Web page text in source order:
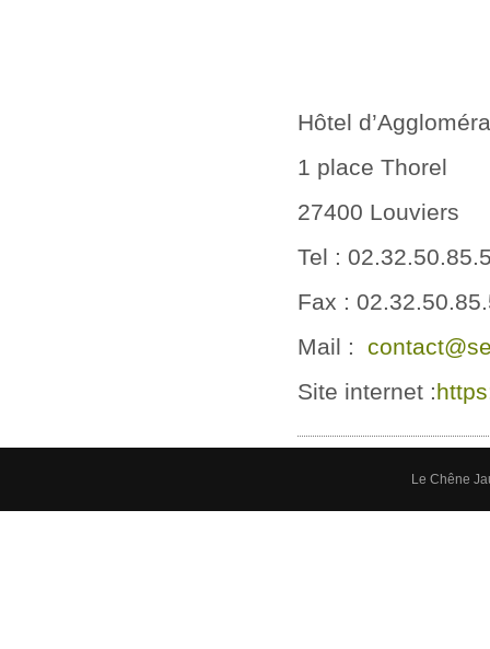
Hôtel
1 place Thorel
27400 Louviers
Tel :
Fax :
Mail :
Site internet :
Le Chêne